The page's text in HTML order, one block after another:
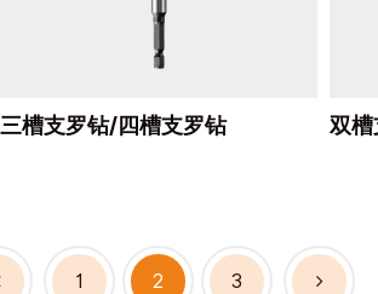
三槽支罗钻/四槽支罗钻 双
1 2 3